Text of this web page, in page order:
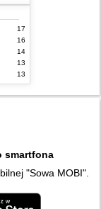
17
16
14
13
13
smartfona
"Sowa MOBI".